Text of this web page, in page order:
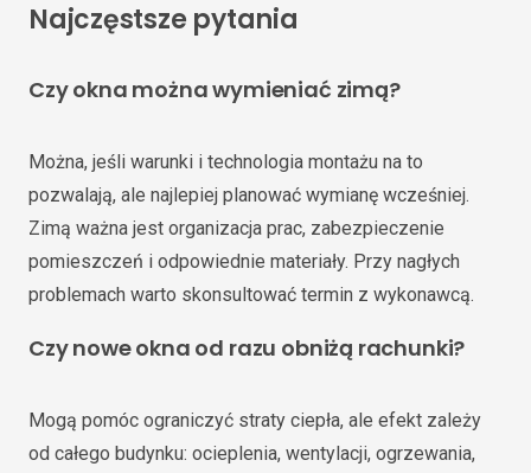
Najczęstsze pytania
Czy okna można wymieniać zimą?
Można, jeśli warunki i technologia montażu na to
pozwalają, ale najlepiej planować wymianę wcześniej.
Zimą ważna jest organizacja prac, zabezpieczenie
pomieszczeń i odpowiednie materiały. Przy nagłych
problemach warto skonsultować termin z wykonawcą.
Czy nowe okna od razu obniżą rachunki?
Mogą pomóc ograniczyć straty ciepła, ale efekt zależy
od całego budynku: ocieplenia, wentylacji, ogrzewania,